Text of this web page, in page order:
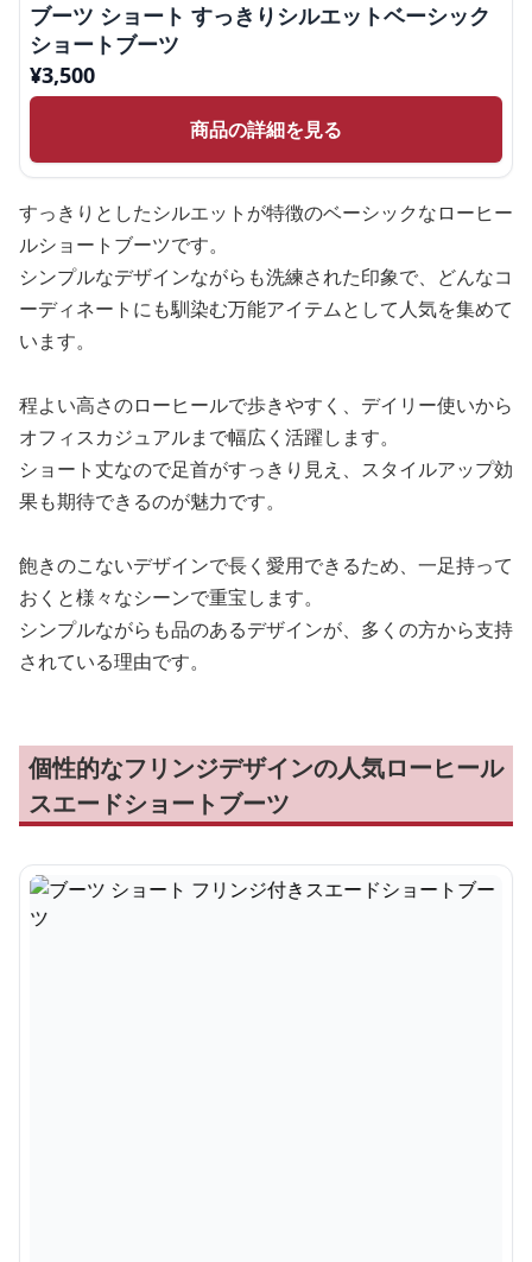
ブーツ ショート すっきりシルエットベーシック
ショートブーツ
¥3,500
商品の詳細を見る
すっきりとしたシルエットが特徴のベーシックなローヒー
ルショートブーツです。
シンプルなデザインながらも洗練された印象で、どんなコ
ーディネートにも馴染む万能アイテムとして人気を集めて
います。
程よい高さのローヒールで歩きやすく、デイリー使いから
オフィスカジュアルまで幅広く活躍します。
ショート丈なので足首がすっきり見え、スタイルアップ効
果も期待できるのが魅力です。
飽きのこないデザインで長く愛用できるため、一足持って
おくと様々なシーンで重宝します。
シンプルながらも品のあるデザインが、多くの方から支持
されている理由です。
個性的なフリンジデザインの人気ローヒール
スエードショートブーツ